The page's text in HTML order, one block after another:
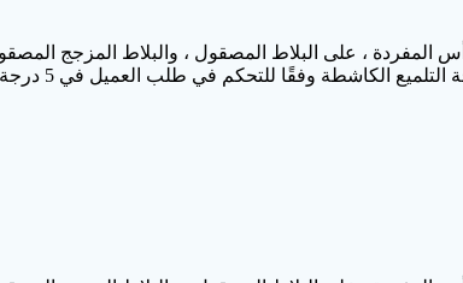
، على البلاط المصقول ، والبلاط المزجج